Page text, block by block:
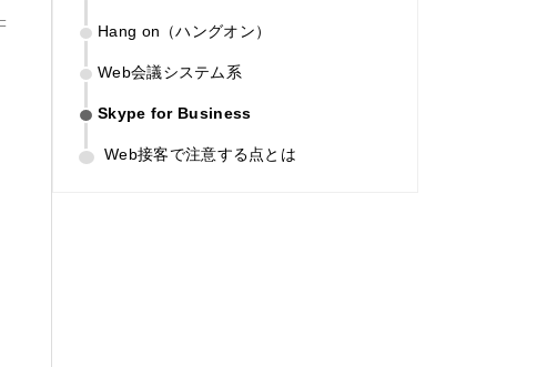
Hang on（ハングオン）
Web会議システム系
Skype for Business
Web接客で注意する点とは